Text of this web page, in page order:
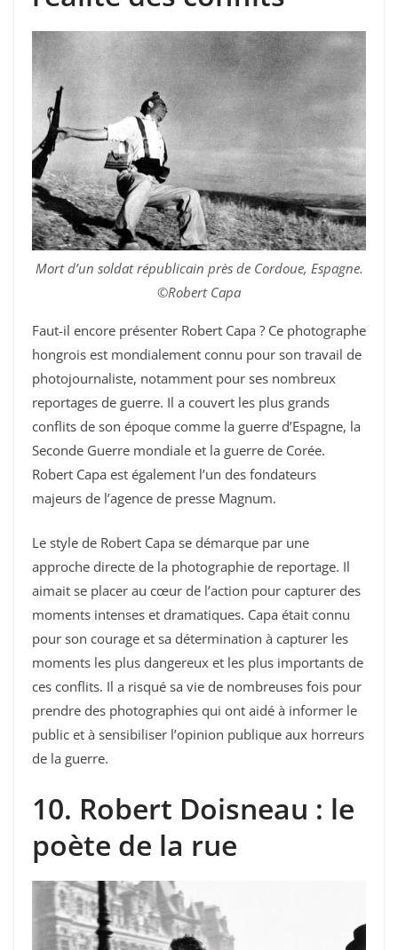
Mort d’un soldat républicain près de Cordoue, Espagne.
©Robert Capa
Faut-il encore présenter Robert Capa ? Ce photographe
hongrois est mondialement connu pour son travail de
photojournaliste, notamment pour ses nombreux
reportages de guerre. Il a couvert les plus grands
conflits de son époque comme la guerre d’Espagne, la
Seconde Guerre mondiale et la guerre de Corée.
Robert Capa est également l’un des fondateurs
majeurs de l’agence de presse Magnum.
Le style de Robert Capa se démarque par une
approche directe de la photographie de reportage. Il
aimait se placer au cœur de l’action pour capturer des
moments intenses et dramatiques. Capa était connu
pour son courage et sa détermination à capturer les
moments les plus dangereux et les plus importants de
ces conflits. Il a risqué sa vie de nombreuses fois pour
prendre des photographies qui ont aidé à informer le
public et à sensibiliser l’opinion publique aux horreurs
de la guerre.
10. Robert Doisneau : le
poète de la rue